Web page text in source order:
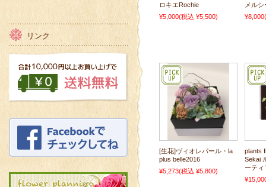
ロキエRochie
¥5,000(税込 ¥5,500)
メル
¥8,000
[生花]ヴィオレパール・la
plus belle2016
¥5,273(税込 ¥5,800)
plants
Sekai
ーティ
リンク